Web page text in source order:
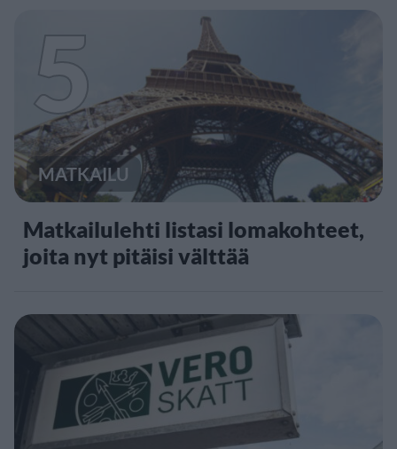
5
MATKAILU
Matkailulehti listasi lomakohteet,
joita nyt pitäisi välttää